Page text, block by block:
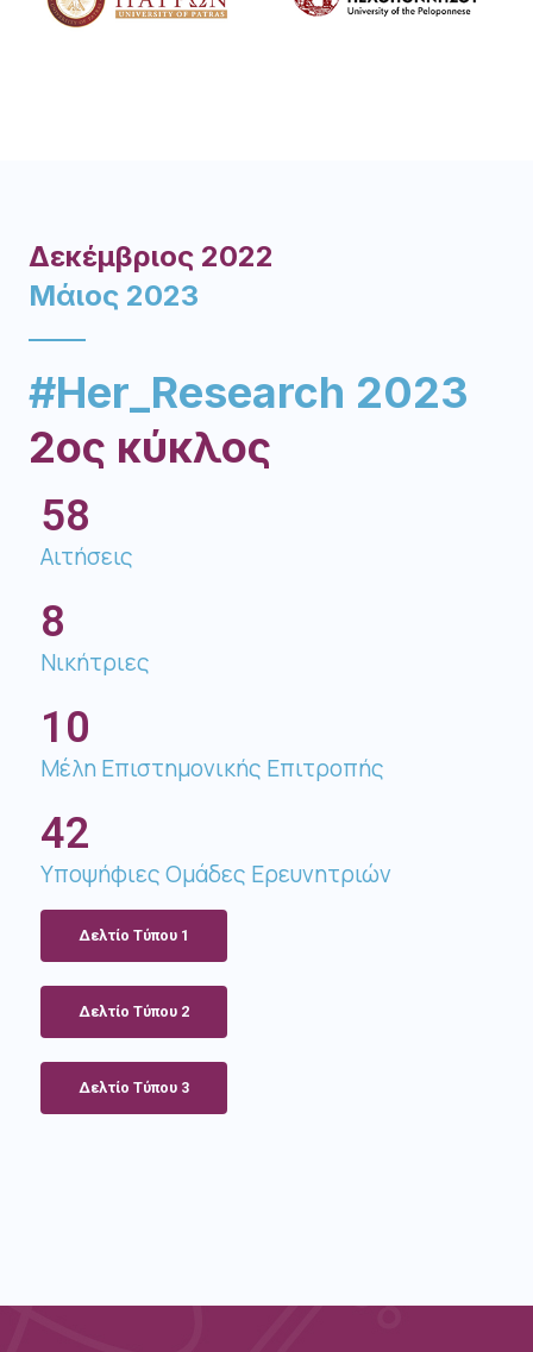
Δεκέμβριος 2022
Μάιος 2023
#Her_Research 2023
2ος κύκλος
58
Αιτήσεις
8
Νικήτριες
10
Μέλη Επιστημονικής Επιτροπής​
42
Υποψήφιες Ομάδες Ερευνητριών
Δελτίo Τύπου 1
Δελτίo Τύπου 2
Δελτίo Τύπου 3